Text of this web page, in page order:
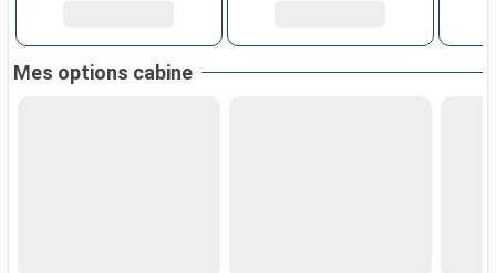
Mes options cabine